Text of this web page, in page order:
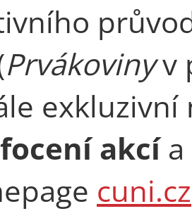
Prvákovinyv
focení akcía
cuni.cz